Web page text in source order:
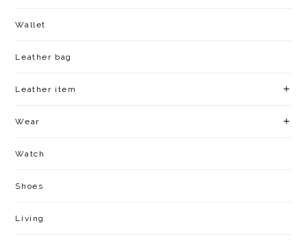
Wallet
Leather bag
Leather item
Wear
Watch
Shoes
Living